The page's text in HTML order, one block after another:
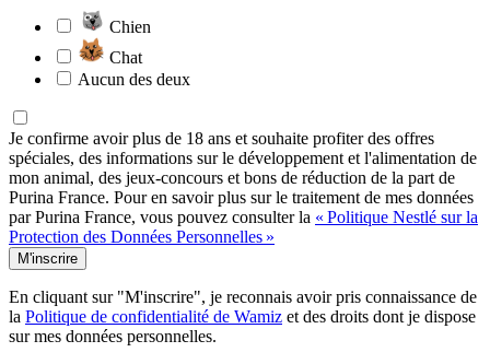
Chien
Chat
Aucun des deux
Je confirme avoir plus de 18 ans et souhaite profiter des offres
spéciales, des informations sur le développement et l'alimentation de
mon animal, des jeux-concours et bons de réduction de la part de
Purina France. Pour en savoir plus sur le traitement de mes données
par Purina France, vous pouvez consulter la « Politique Nestlé sur la
Protection des Données Personnelles »
M'inscrire
En cliquant sur "M'inscrire", je reconnais avoir pris connaissance de
la Politique de confidentialité de Wamiz et des droits dont je dispose
sur mes données personnelles.